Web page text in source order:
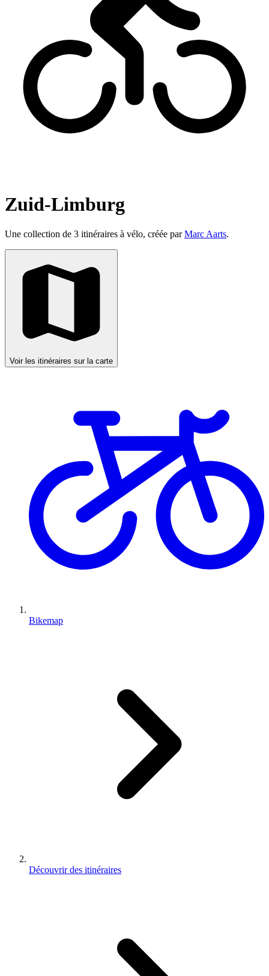
Zuid-Limburg
Une collection de 3 itinéraires à vélo, créée parMarc Aarts.
Voir les itinéraires sur la carte
Bikemap
Découvrir des itinéraires